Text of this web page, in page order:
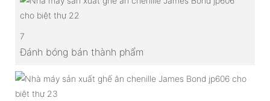
7
Đánh bóng bán thành phẩm